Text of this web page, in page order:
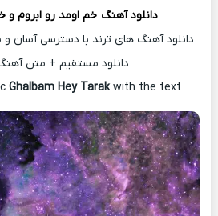
دانلود آهنگ خم اومد رو ابروم و
دانلود آهنگ های ترند با دسترسی آسان
دانلود مستقیم + متن
Ghalbam Hey Tarakwith the text